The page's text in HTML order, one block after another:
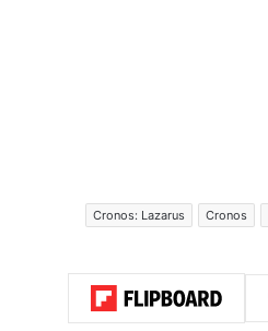
Cronos
Cronos: Lazarus